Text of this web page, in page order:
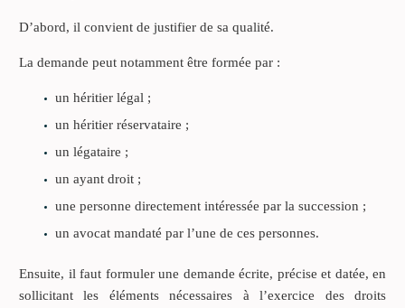
D’abord, il convient de justifier de sa qualité.
La demande peut notamment être formée par :
un héritier légal ;
un héritier réservataire ;
un légataire ;
un ayant droit ;
une personne directement intéressée par la succession ;
un avocat mandaté par l’une de ces personnes.
Ensuite, il faut formuler une demande écrite, précise et datée, en
sollicitant les éléments nécessaires à l’exercice des droits